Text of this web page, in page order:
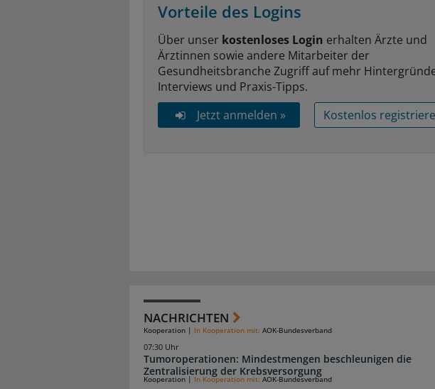
Vorteile des Logins
Über unser kostenloses Login erhalten Ärzte und
Ärztinnen sowie andere Mitarbeiter der
Gesundheitsbranche Zugriff auf mehr
Interviews und Praxis-Tipps.
Jetzt anmelden »
Kostenlos
NACHRICHTEN
Tumoroperationen: Mindestmengen beschleunigen die
Zentralisierung der Krebsversorgung
Kooperation In Kooperation mit: AOK-Bundesverband
07:30 Uhr
Kooperation In Kooperation mit: AOK-Bundesverband